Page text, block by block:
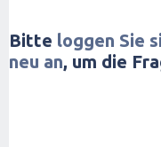
Bitte loggen Sie
neu an, um die